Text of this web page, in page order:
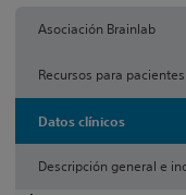
Asociación Brainlab
Recursos para pacientes
Datos clínicos
Descripción general e